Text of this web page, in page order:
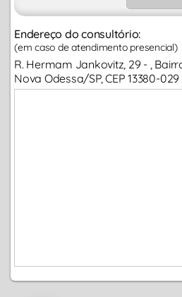
Endereço do consultório:
(em caso de atendimento presencial)
R. Hermam Jankovitz, 29 - ,
Nova Odessa/SP, CEP 13380-029